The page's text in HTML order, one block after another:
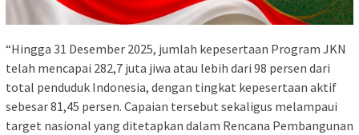
“Hingga 31 Desember 2025, jumlah kepesertaan Program JKN
telah mencapai 282,7 juta jiwa atau lebih dari 98 persen dari
total penduduk Indonesia, dengan tingkat kepesertaan aktif
sebesar 81,45 persen. Capaian tersebut sekaligus melampaui
target nasional yang ditetapkan dalam Rencana Pembangunan